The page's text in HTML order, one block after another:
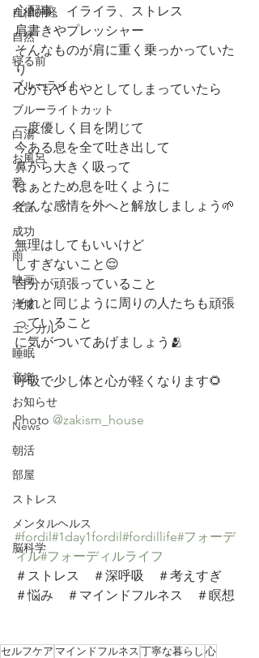
自律神経
自然
寝る前
ブルーライト
ブルーライトカット
白湯
お風呂
愛
名言
成功
雨
映画
洋服
エシカル
睡眠
音楽
お知らせ
News
朝活
部屋
ストレス
メンタルヘルス
脳科学
心配事、イライラ、ストレス
肩書きやプレッシャー
そんなものが肩に重く乗っかっていた
り
心がもやもやとしてしまっていたら
一度優しく目を閉じて
今ある息を全て吐き出して
鼻から大きく吸って
はぁとため息を吐くように
そんな感情を外へと解放しましょう🌱
無理はしてもいいけど
しすぎないこと😌
自分が頑張っていること
それと同じように周りの人たちも頑張
っていること
に気がついてあげましょう🫂
呼吸で少し体と心が軽くなります🌻
Photo @zakism_house
#fordil#1day1fordil#fordillife#フォーデ
ィル#フォーディルライフ
＃ストレス　＃深呼吸　＃考えすぎ
＃悩み　＃マインドフルネス　＃瞑想
セルフケア マインドフルネス 丁寧な暮らし 心